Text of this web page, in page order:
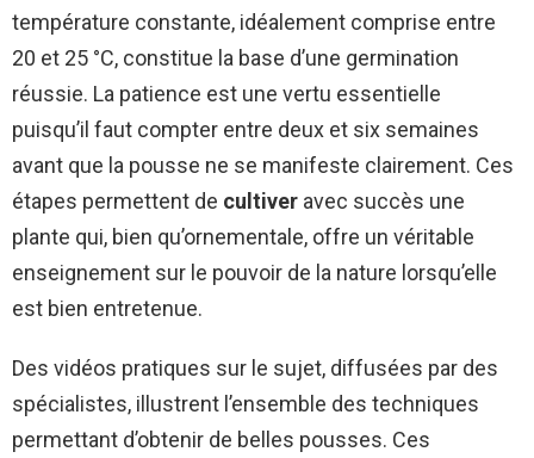
température constante, idéalement comprise entre
20 et 25 °C, constitue la base d’une germination
réussie. La patience est une vertu essentielle
puisqu’il faut compter entre deux et six semaines
avant que la pousse ne se manifeste clairement. Ces
étapes permettent de cultiver avec succès une
plante qui, bien qu’ornementale, offre un véritable
enseignement sur le pouvoir de la nature lorsqu’elle
est bien entretenue.
Des vidéos pratiques sur le sujet, diffusées par des
spécialistes, illustrent l’ensemble des techniques
permettant d’obtenir de belles pousses. Ces